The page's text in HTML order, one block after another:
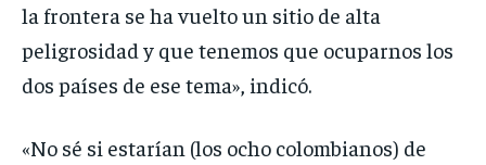
la frontera se ha vuelto un sitio de alta
peligrosidad y que tenemos que ocuparnos los
dos países de ese tema», indicó.
«No sé si estarían (los ocho colombianos) de